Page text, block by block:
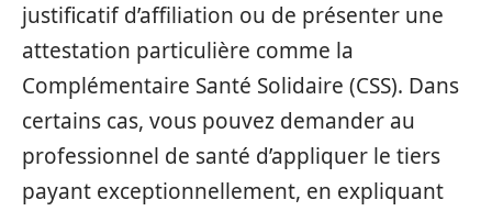
justificatif d’affiliation ou de présenter une
attestation particulière comme la
Complémentaire Santé Solidaire (CSS). Dans
certains cas, vous pouvez demander au
professionnel de santé d’appliquer le tiers
payant exceptionnellement, en expliquant